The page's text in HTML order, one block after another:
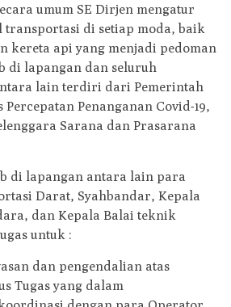
umum SE Dirjen mengatur
transportasi di setiap moda, baik
kereta api yang menjadi pedoman
di lapangan dan seluruh
lain terdiri dari Pemerintah
Percepatan Penanganan Covid-19,
Sarana dan Prasarana
di lapangan antara lain para
Darat, Syahbandar, Kepala
dan Kepala Balai teknik
untuk :
dan pengendalian atas
Tugas yang dalam